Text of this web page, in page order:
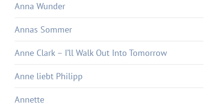
Anna Wunder
Annas Sommer
Anne Clark – I’ll Walk Out Into Tomorrow
Anne liebt Philipp
Annette